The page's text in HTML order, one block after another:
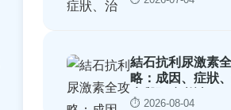
結石抗利尿激素
略：成因、症狀
療與預防必讀
⏱️ 2026-08-04